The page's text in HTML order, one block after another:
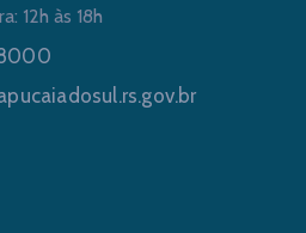
12h às 18h